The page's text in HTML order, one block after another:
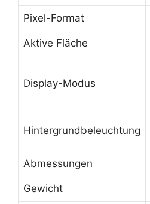
Pixel-Format
Aktive Fläche
Display-Modus
Hintergrundbeleuchtung
Abmessungen
Gewicht